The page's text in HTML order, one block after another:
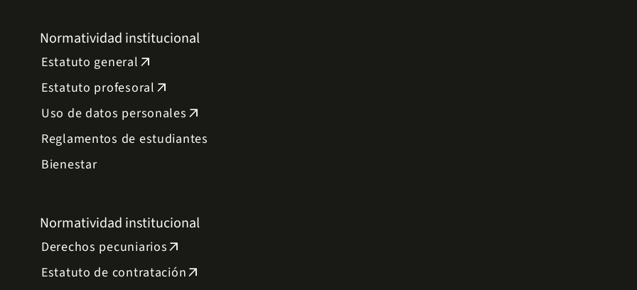
Normatividad institucional
Estatuto general arrow_outward
Estatuto profesoral arrow_outward
Uso de datos personales arrow_outward
Reglamentos de estudiantes
Bienestar
Normatividad institucional
Derechos pecuniariosarrow_outward
Estatuto de contrataciónarrow_outward